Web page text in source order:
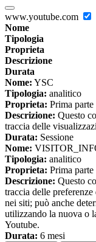
www.youtube.com
Nome
Tipologia
Proprieta
Descrizione
Durata
Nome: YSC
Tipologia: analitico
Proprieta: Prima parte
Descrizione: Questo
traccia delle
Durata: Sessione
Nome:
Tipologia: analitico
Proprieta: Prima parte
Descrizione: Questo
traccia delle
nei siti; può anche
utilizzando la nuova o
Youtube.
Durata: 6 mesi